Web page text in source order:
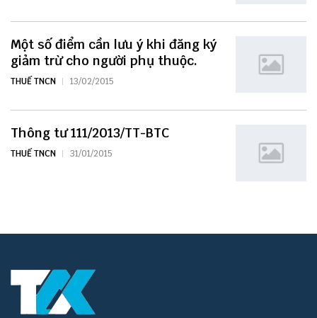
Một số điểm cần lưu ý khi đăng ký
giảm trừ cho người phụ thuộc.
THUẾ TNCN 13/02/2015
Thông tư 111/2013/TT-BTC
THUẾ TNCN 31/01/2015